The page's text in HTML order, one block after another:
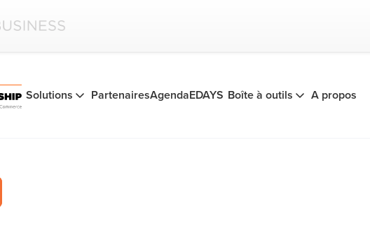
Solutions PartenairesAgendaEDAYS Boîte à outils A propos